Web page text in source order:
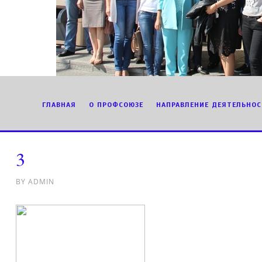
ГЛАВНАЯ О ПРОФСОЮЗЕ НАПРАВЛЕНИЕ
3
BY ADMIN